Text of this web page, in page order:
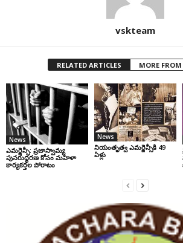
vskteam
RELATED ARTICLES MORE
News
ఎమర్జెన్సీ: ప్రజాస్వామ్య
పునరుద్ధరణ కోసం మహిళా
కార్యకర్తల పోరాటం
News
నియంతృత్వ ఎమర్జెన్సీకి 49
ఏళ్లు